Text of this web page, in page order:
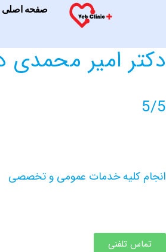
صفحه اصلی
دکتر امیر
5/5
انجام کلیه خدمات عمومی و تخصصی
تماس تلفنی